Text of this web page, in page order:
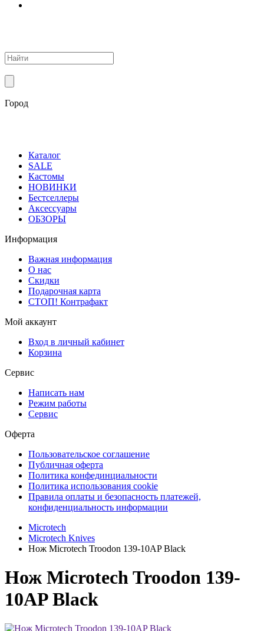
Город
Каталог
SALE
Кастомы
НОВИНКИ
Бестселлеры
Аксессуары
ОБЗОРЫ
Информация
Важная информация
О нас
Скидки
Подарочная карта
СТОП! Контрафакт
Мой аккаунт
Вход в личный кабинет
Корзина
Сервис
Написать нам
Режим работы
Сервис
Оферта
Пользовательское соглашение
Публичная оферта
Политика конфединциальности
Политика использования cookie
Правила оплаты и безопасность платежей,
конфиденциальность информации
Microtech
Microtech Knives
Нож Microtech Troodon 139-10AP Black
Нож Microtech Troodon 139-
10AP Black